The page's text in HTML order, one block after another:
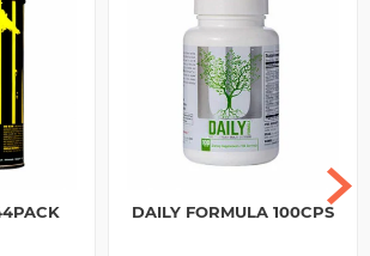
DAILY FORMULA 100CPS